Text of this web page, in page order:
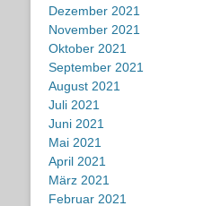
Dezember 2021
November 2021
Oktober 2021
September 2021
August 2021
Juli 2021
Juni 2021
Mai 2021
April 2021
März 2021
Februar 2021